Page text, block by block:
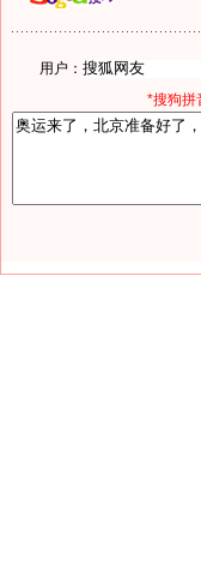
用户：
*搜狗拼